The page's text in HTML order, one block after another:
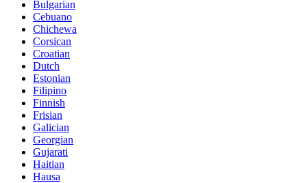
Bulgarian
Cebuano
Chichewa
Corsican
Croatian
Dutch
Estonian
Filipino
Finnish
Frisian
Galician
Georgian
Gujarati
Haitian
Hausa